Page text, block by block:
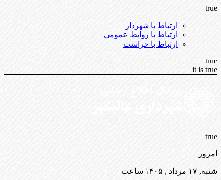
true
ارتباط با شهردار
ارتباط با روابط عمومی
ارتباط با حراست
true
it is true
true
امروز
شنبه, ۱۷ مرداد , ۱۴۰۵ ساعت